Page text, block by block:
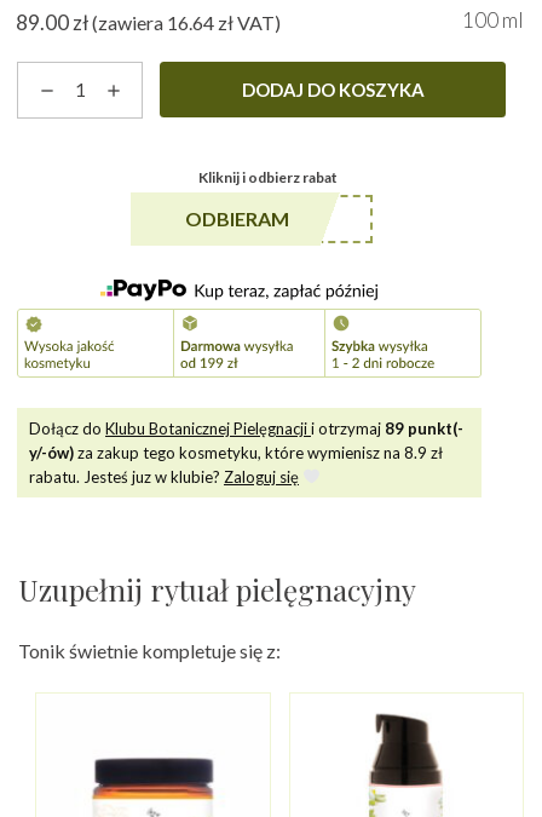
89.00zł(zawiera 16.64 złVAT) 100 ml
DODAJ DO KOSZYKA
Kliknij i odbierz rabat
ODBIERAM
******A5
Dołącz do Klubu Botanicznej Pielęgnacjii otrzymaj 89 punkt(-
y/-ów)za zakup tego kosmetyku, które wymienisz na 8.9 zł
rabatu. Jesteś juz w klubie? Zaloguj się
Uzupełnij rytuał pielęgnacyjny
Tonik świetnie kompletuje się z: